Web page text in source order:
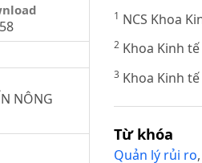
58
NÔNG
1 NCS Khoa
2 Khoa Kinh
3 Khoa Kinh
Từ khóa
Quản lý rủi ro